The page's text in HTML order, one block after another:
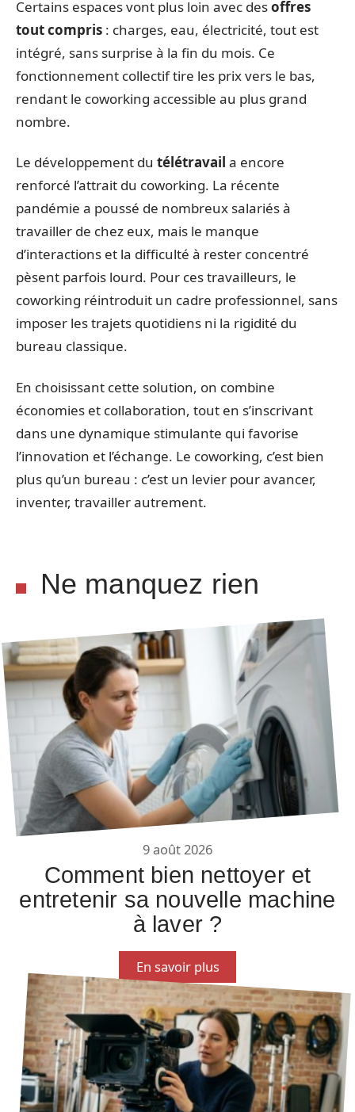
Certains espaces vont plus loin avec desoffres
tout compris : charges, eau, électricité, tout est
intégré, sans surprise à la fin du mois. Ce
fonctionnement collectif tire les prix vers le bas,
rendant le coworking accessible au plus grand
nombre.
Le développement du télétravail a encore
renforcé l’attrait du coworking. La récente
pandémie a poussé de nombreux salariés à
travailler de chez eux, mais le manque
d’interactions et la difficulté à rester concentré
pèsent parfois lourd. Pour ces travailleurs, le
coworking réintroduit un cadre professionnel, sans
imposer les trajets quotidiens ni la rigidité du
bureau classique.
En choisissant cette solution, on combine
économies et collaboration, tout en s’inscrivant
dans une dynamique stimulante qui favorise
l’innovation et l’échange. Le coworking, c’est bien
plus qu’un bureau : c’est un levier pour avancer,
inventer, travailler autrement.
Ne manquez rien
9 août 2026
Comment bien nettoyer et
entretenir sa nouvelle machine
à laver ?
En savoir plus